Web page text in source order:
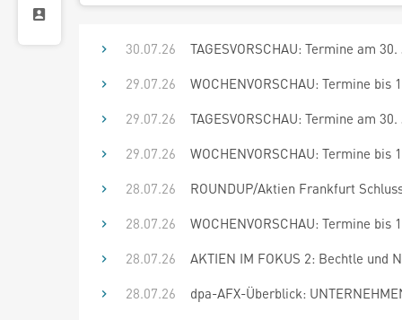
30.07.26
TAGESVORSCHAU: Termine am
29.07.26
WOCHENVORSCHAU: Termine bis
29.07.26
TAGESVORSCHAU: Termine am
29.07.26
WOCHENVORSCHAU: Termine bis
28.07.26
ROUNDUP/Aktien Frankfurt
28.07.26
WOCHENVORSCHAU: Termine bis
28.07.26
AKTIEN IM FOKUS 2: Bechtle und
28.07.26
dpa-AFX-Überblick: